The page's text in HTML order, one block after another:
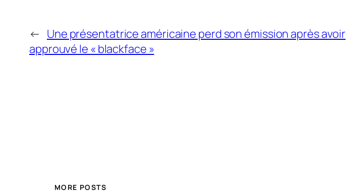
← Une présentatrice américaine perd son émission après avoir
approuvé le « blackface »
MORE POSTS